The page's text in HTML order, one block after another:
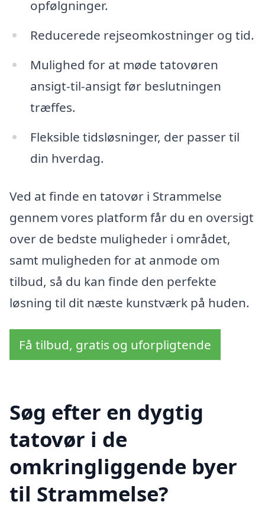
opfølgninger.
Reducerede rejseomkostninger og tid.
Mulighed for at møde tatovøren
ansigt-til-ansigt før beslutningen
træffes.
Fleksible tidsløsninger, der passer til
din hverdag.
Ved at finde en tatovør i Strammelse
gennem vores platform får du en oversigt
over de bedste muligheder i området,
samt muligheden for at anmode om
tilbud, så du kan finde den perfekte
løsning til dit næste kunstværk på huden.
Få tilbud, gratis og uforpligtende
Søg efter en dygtig
tatovør i de
omkringliggende byer
til Strammelse?